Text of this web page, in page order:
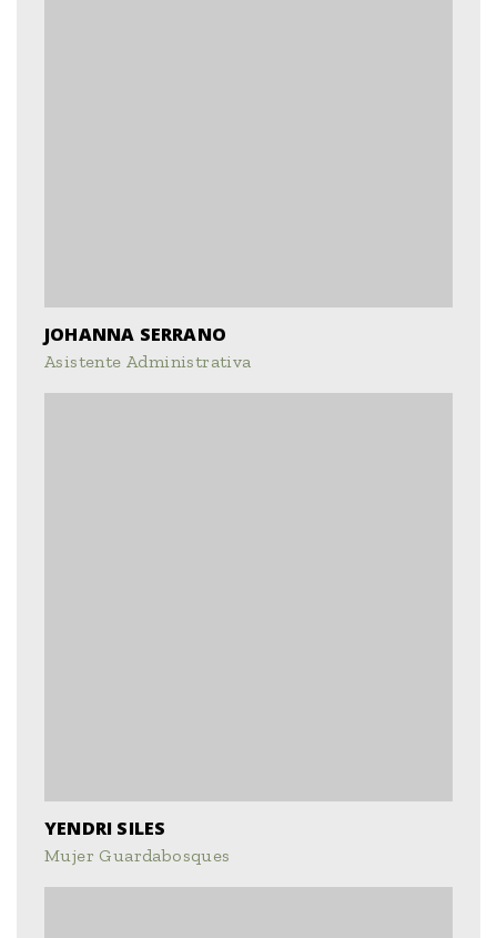
JOHANNA SERRANO
Asistente Administrativa
YENDRI SILES
Mujer Guardabosques